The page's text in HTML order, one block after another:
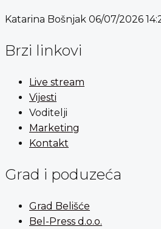
Katarina Bošnjak 06/07/2026
Brzi linkovi
Live stream
Vijesti
Voditelji
Marketing
Kontakt
Grad i poduzeća
Grad Belišće
Bel-Press d.o.o.